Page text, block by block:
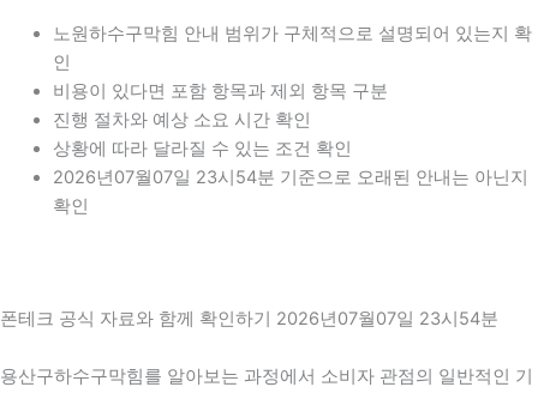
노원하수구막힘 안내 범위가 구체적으로 설명되어 있는지 확
인
비용이 있다면 포함 항목과 제외 항목 구분
진행 절차와 예상 소요 시간 확인
상황에 따라 달라질 수 있는 조건 확인
2026년07월07일 23시54분 기준으로 오래된 안내는 아닌지
확인
폰테크 공식 자료와 함께 확인하기 2026년07월07일 23시54분
용산구하수구막힘를 알아보는 과정에서 소비자 관점의 일반적인 기